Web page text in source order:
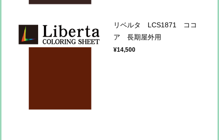
リベルタ LCS1871 ココ
ア 長期屋外用
¥14,500